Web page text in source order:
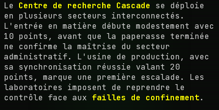
Le Centre de recherche Cascade se déploie
en plusieurs secteurs interconnectés.
L'entrée en matière débute modestement avec
10 points, avant que la paperasse terminée
ne confirme la maîtrise du secteur
administratif. L'usine de production, avec
sa synchronisation réussie valant 20
points, marque une première escalade. Les
laboratoires imposent de reprendre le
contrôle face aux failles de confinement.